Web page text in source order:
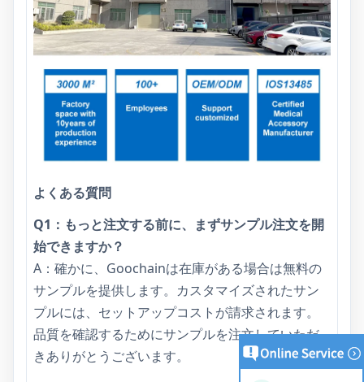
よくある質問
Q1：もっと注文する前に、まずサンプル注文を開
始できますか？
A：確かに、Goochainは在庫がある場合は無料の
サンプルを提供します。カスタマイズされたサン
プルには、セットアップコストが請求されます。
品質を確認するためにサンプルを注文していただ
きありがとうございます。